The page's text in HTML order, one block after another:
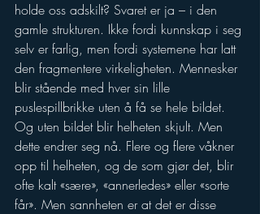
holde oss adskilt? Svaret er ja – i den
gamle strukturen. Ikke fordi kunnskap i seg
selv er farlig, men fordi systemene har latt
den fragmentere virkeligheten. Mennesker
blir stående med hver sin lille
puslespillbrikke uten å få se hele bildet.
Og uten bildet blir helheten skjult. Men
dette endrer seg nå. Flere og flere våkner
opp til helheten, og de som gjør det, blir
ofte kalt «sære», «annerledes» eller «sorte
får». Men sannheten er at det er disse